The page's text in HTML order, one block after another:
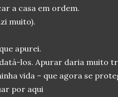
a casa em ordem.
muito).
apurei.
los. Apurar daria muito
vida – que agora se
por aqui